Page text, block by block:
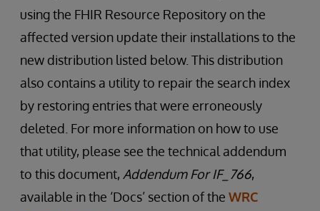
using the FHIR Resource Repository on the
affected version update their installations to the
new distribution listed below. This distribution
also contains a utility to repair the search index
by restoring entries that were erroneously
deleted. For more information on how to use
that utility, please see the technical addendum
to this document, Addendum For IF_766,
available in the ‘Docs’ section of the WRC